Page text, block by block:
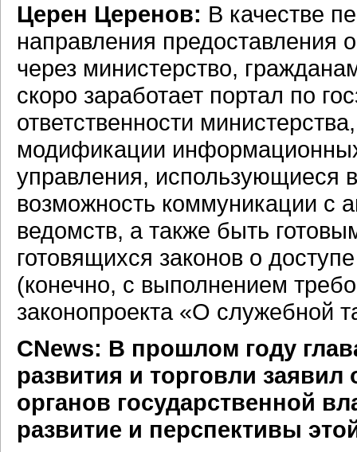
Церен Церенов: В качестве
направления
через министерство,
скоро заработает портал по
ответственности
модификации
управления, использующиеся
возможность коммуникации с
ведомств, а также быть
готовящихся законов о
(конечно, с выполнением
законопроекта «О служебной
СNews: В прошлом году
развития и торговли
органов государственной
развитие и перспективы